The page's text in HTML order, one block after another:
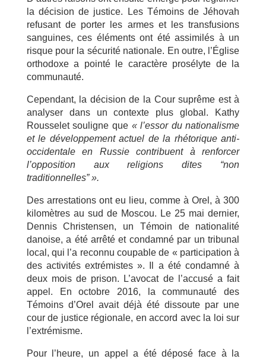
la décision de justice. Les Témoins de Jéhovah
refusant de porter les armes et les transfusions
sanguines, ces éléments ont été assimilés à un
risque pour la sécurité nationale. En outre, l’Église
orthodoxe a pointé le caractère prosélyte de la
communauté.
Cependant, la décision de la Cour suprême est à
analyser dans un contexte plus global. Kathy
Rousselet souligne que « l’essor du nationalisme
et le développement actuel de la rhétorique anti-
occidentale en Russie contribuent à renforcer
l’opposition aux religions dites “non
traditionnelles” ».
Des arrestations ont eu lieu, comme à Orel, à 300
kilomètres au sud de Moscou. Le 25 mai dernier,
Dennis Christensen, un Témoin de nationalité
danoise, a été arrêté et condamné par un tribunal
local, qui l’a reconnu coupable de « participation à
des activités extrémistes ». Il a été condamné à
deux mois de prison. L’avocat de l’accusé a fait
appel. En octobre 2016, la communauté des
Témoins d’Orel avait déjà été dissoute par une
cour de justice régionale, en accord avec la loi sur
l’extrémisme.
Pour l’heure, un appel a été déposé face à la